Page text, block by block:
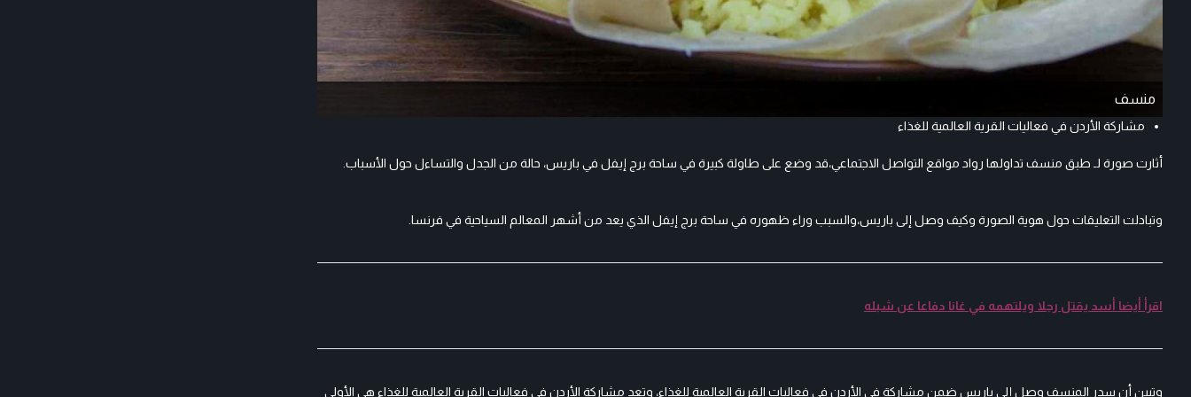
منسف
مشاركة الأردن في فعاليات القرية العالمية للغذاء
أثارت صورة لـ طبق منسف تداولها رواد مواقع التواصل الاجتماعي،قد وضع على طاولة كبيرة في ساحة برج إيفل في باريس، حالة من الجدل والتساءل حول الأسباب.
وتبادلت التعليقات حول هوية الصورة وكيف وصل إلى باريس،والسبب وراء ظهوره في ساحة برج إيفل الذي يعد من أشهر المعالم السياحية في فرنسا.
اقرأ أيضا أسد يقتل رجلا ويلتهمه في غانا دفاعا عن شبله
وتبين أن سدر المنسف وصل إلى باريس ضمن مشاركة في الأردن في فعاليات القرية العالمية للغذاء، وتعد مشاركة الأردن في فعاليات القرية العالمية للغذاء هي الأولى